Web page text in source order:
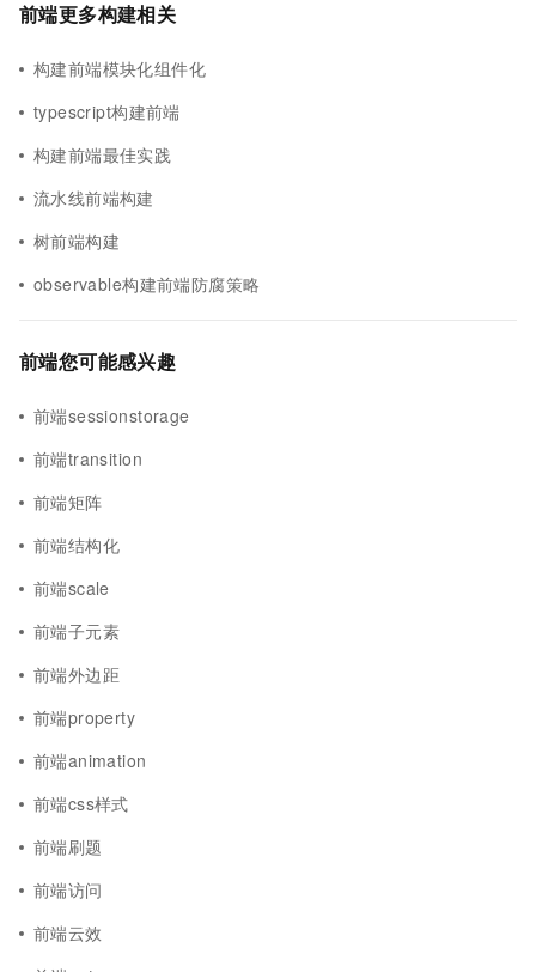
前端更多构建相关
构建前端模块化组件化
typescript构建前端
构建前端最佳实践
流水线前端构建
树前端构建
observable构建前端防腐策略
前端您可能感兴趣
前端sessionstorage
前端transition
前端矩阵
前端结构化
前端scale
前端子元素
前端外边距
前端property
前端animation
前端css样式
前端刷题
前端访问
前端云效